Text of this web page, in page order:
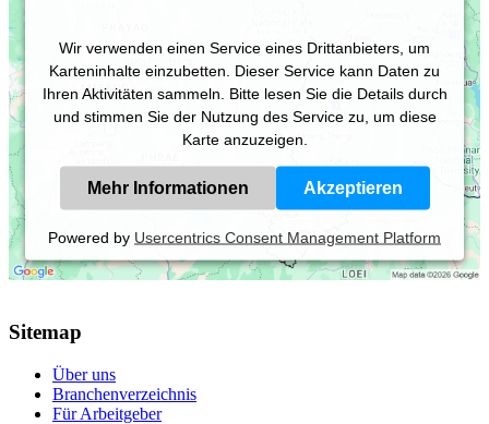
Wir verwenden einen Service eines Drittanbieters, um
Karteninhalte einzubetten. Dieser Service kann Daten zu
Ihren Aktivitäten sammeln. Bitte lesen Sie die Details durch
und stimmen Sie der Nutzung des Service zu, um diese
Karte anzuzeigen.
Mehr Informationen Akzeptieren
Powered by Usercentrics Consent Management Platform
Sitemap
Über uns
Branchenverzeichnis
Für Arbeitgeber